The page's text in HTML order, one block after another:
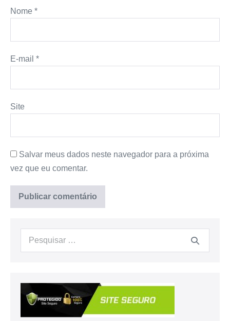
Nome *
E-mail *
Site
Salvar meus dados neste navegador para a próxima
vez que eu comentar.
Procurar: